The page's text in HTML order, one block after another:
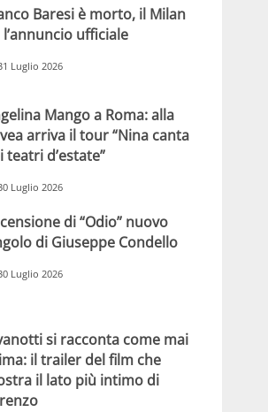
Baresi è morto, il Milan
l’annuncio ufficiale
Luglio 2026
Mango a Roma: alla
arriva il tour “Nina canta
teatri d’estate”
Luglio 2026
di “Odio” nuovo
di Giuseppe Condello
Luglio 2026
si racconta come mai
il trailer del film che
il lato più intimo di